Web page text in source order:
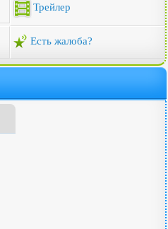
Трейлер
Есть жалоба?